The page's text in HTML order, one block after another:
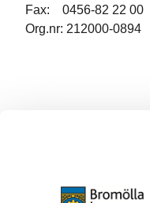
Fax: 0456-82 22 00
Org.nr: 212000-0894